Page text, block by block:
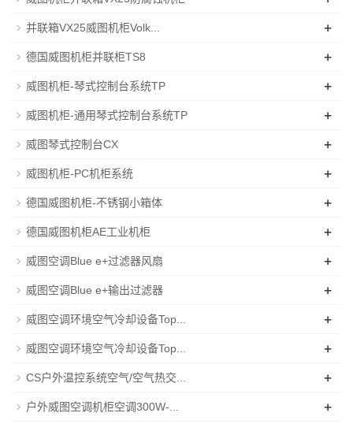
并联箱VX25威图机柜Volk... +
德国威图机柜并联柜TS8 +
威图机柜-琴式控制台系统TP +
威图机柜-通用琴式控制台系统TP +
威图琴式控制台CX +
威图机柜-PC机柜系统 +
德国威图机柜-不锈钢小箱体 +
德国威图机柜AE工业机柜 +
威图空调Blue e+过滤器风扇 +
威图空调Blue e+输出过滤器 +
威图空调环境空气冷却设备Top... +
威图空调环境空气冷却设备Top... +
CS户外温控系统空气/空气热交... +
户外威图空调机柜空调300W-... +